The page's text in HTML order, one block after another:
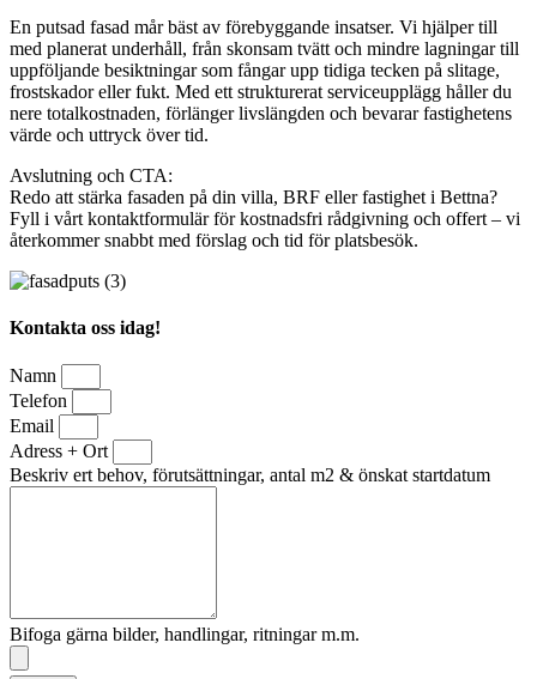
En putsad fasad mår bäst av förebyggande insatser. Vi hjälper till
med planerat underhåll, från skonsam tvätt och mindre lagningar till
uppföljande besiktningar som fångar upp tidiga tecken på slitage,
frostskador eller fukt. Med ett strukturerat serviceupplägg håller du
nere totalkostnaden, förlänger livslängden och bevarar fastighetens
värde och uttryck över tid.
Avslutning och CTA:
Redo att stärka fasaden på din villa, BRF eller fastighet i Bettna?
Fyll i vårt kontaktformulär för kostnadsfri rådgivning och offert – vi
återkommer snabbt med förslag och tid för platsbesök.
Kontakta oss idag!
Namn
Telefon
Email
Adress + Ort
Beskriv ert behov, förutsättningar, antal m2 & önskat startdatum
Bifoga gärna bilder, handlingar, ritningar m.m.